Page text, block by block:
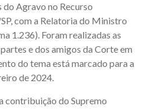
do Agravo no Recurso
com a Relatoria do Ministro
1.236). Foram realizadas as
e dos amigos da Corte em
do tema está marcado para a
de 2024.
contribuição do Supremo